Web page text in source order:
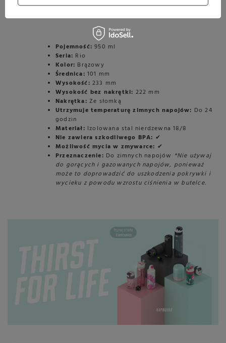
PARAMETRY:
Pojemność: 950 ml
Seria: Rio
Kolor: Brązowy
Średnica: 101 mm
Wysokość: 233 mm
Wysokość bez nakrętki: 222 mm
Nakrętka: Ze słomką
Utrzymuje temperaturę zimnych napojów: Do 24
godzin
Materiał: Izolowana stal nierdzewna 18/8
Nie zawiera szkodliwego BPA: ✔
Możliwość mycia w zmywarce: ✔
Przeznaczenie: Do zimnych napojów *Nie używaj
do gorących i gazowanych napojów, ponieważ
może to doprowadzić do uszkodzenia pokrywki i
wycieku z powodu wzrostu ciśnienia w butelce.